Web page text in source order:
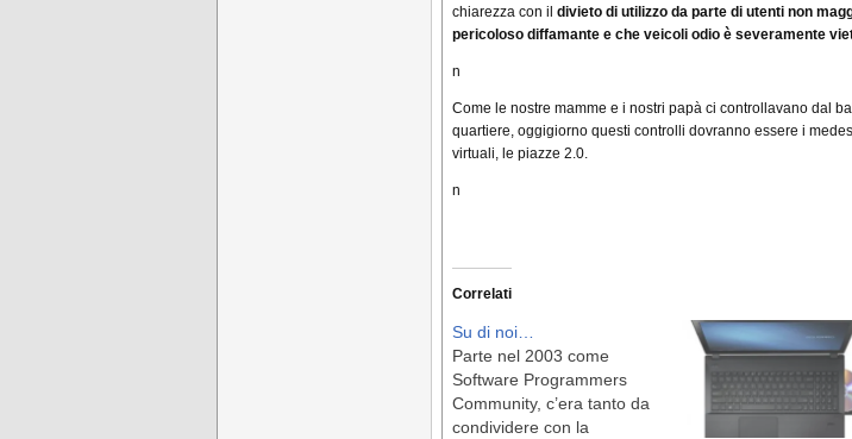
chiarezza con il divieto di utilizzo da parte di utenti non
pericoloso diffamante e che veicoli odio è severamente
n
Come le nostre mamme e i nostri papà ci controllavano dal
quartiere, oggigiorno questi controlli dovranno essere i
virtuali, le piazze 2.0.
n
Correlati
Su di noi…
Parte nel 2003 come
Software Programmers
Community, c’era tanto da
condividere con la